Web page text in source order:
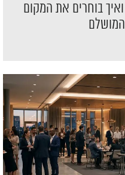
AllPlaces ואיך בוחרים את המקום
המושלם